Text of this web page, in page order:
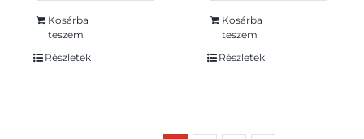
töltve 100 g
Kosárba
teszem
Részletek
közepén 77 g
Kosárba
teszem
Részletek